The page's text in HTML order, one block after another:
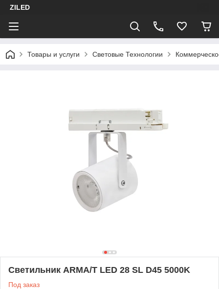
ZILED
Товары и услуги Световые Технологии
Светильник ARMA/T LED 28 SL D45 5000K
Под заказ